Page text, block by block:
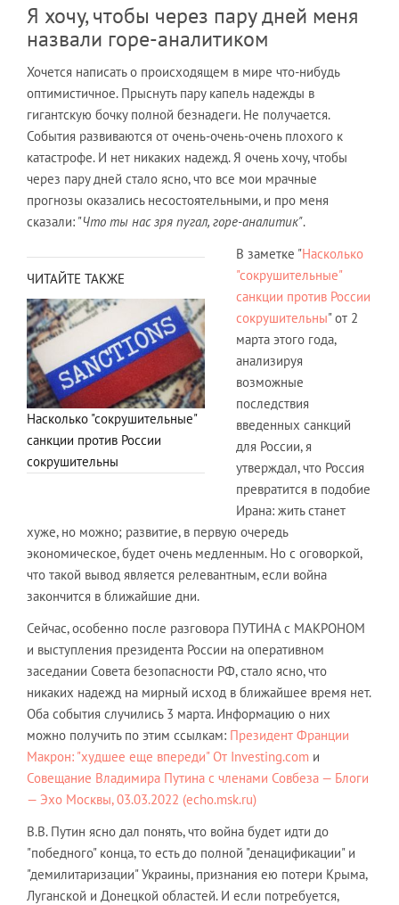
Я хочу, чтобы через пару дней меня
назвали горе-аналитиком
Хочется написать о происходящем в мире что-нибудь
оптимистичное. Прыснуть пару капель надежды в
гигантскую бочку полной безнадеги. Не получается.
События развиваются от очень-очень-очень плохого к
катастрофе. И нет никаких надежд. Я очень хочу, чтобы
через пару дней стало ясно, что все мои мрачные
прогнозы оказались несостоятельными, и про меня
сказали: "Что ты нас зря пугал, горе-аналитик".
ЧИТАЙТЕ ТАКЖЕ
Насколько "сокрушительные"
санкции против России
сокрушительны
В заметке "Насколько
"сокрушительные"
санкции против России
сокрушительны" от 2
марта этого года,
анализируя
возможные
последствия
введенных санкций
для России, я
утверждал, что Россия
превратится в подобие
Ирана: жить станет
хуже, но можно; развитие, в первую очередь
экономическое, будет очень медленным. Но с оговоркой,
что такой вывод является релевантным, если война
закончится в ближайшие дни.
Сейчас, особенно после разговора ПУТИНА с МАКРОНОМ
и выступления президента России на оперативном
заседании Совета безопасности РФ, стало ясно, что
никаких надежд на мирный исход в ближайшее время нет.
Оба события случились 3 марта. Информацию о них
можно получить по этим ссылкам: Президент Франции
Макрон: "худшее еще впереди" От Investing.com и
Совещание Владимира Путина с членами Совбеза — Блоги
— Эхо Москвы, 03.03.2022 (echo.msk.ru)
В.В. Путин ясно дал понять, что война будет идти до
"победного" конца, то есть до полной "денацификации" и
"демилитаризации" Украины, признания ею потери Крыма,
Луганской и Донецкой областей. И если потребуется,